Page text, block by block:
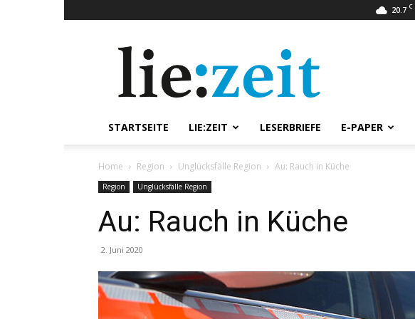
20.7 C
STARTSEITE LIE:ZEIT LESERBRIEFE E-PAPER
Home Region Unglücksfälle Region Au: Rauch in Küche
Region Unglücksfälle Region
Au: Rauch in Küche
2. Juni 2020